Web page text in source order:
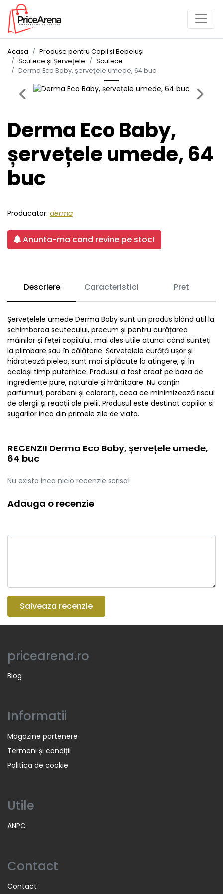
Acasa
Produse pentru Copii și Bebeluși
Scutece și Șervețele
Scutece
Derma Eco Baby, șervețele umede, 64 buc
Previous Next
Derma Eco Baby,
șervețele umede, 64
buc
Producator: derma
Anunta-ma cand revine pe stoc!
Descriere Caracteristici Pret
Șervețelele umede Derma Baby sunt un produs blând util la
schimbarea scutecului, precum și pentru curățarea
mâinilor și feței copilului, mai ales utile atunci când sunteți
la plimbare sau în călătorie. Șervețelele curăță ușor și
hidratează pielea, sunt moi și plăcute la atingere, și în
același timp puternice. Produsul a fost creat pe baza de
ingrediente pure, naturale și hrănitoare. Nu conțin
parfumuri, parabeni și coloranți, ceea ce minimizează riscul
de alergii și reacții ale pielii. Produsul este destinat copiilor si
sugarilor inca din primele zile de viata.
RECENZII Derma Eco Baby, șervețele umede,
64 buc
Nu exista inca nicio recenzie scrisa!
Adauga o recenzie
Salveaza recenzie
pricearena.ro
Blog
Informatii
Magazine partenere
Termeni și condiții
Politica de cookie
Utile
ANPC
Contact
Contact